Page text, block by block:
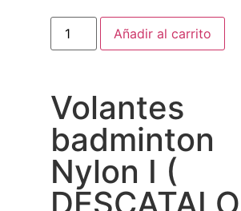
Añadir al carrito
Volantes
badminton
Nylon I (